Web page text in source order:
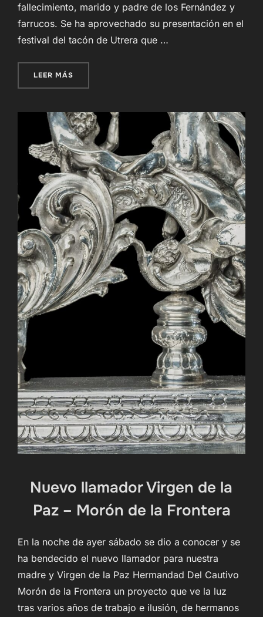
fallecimiento, marido y padre de los Fernández y
farrucos. Se ha aprovechado su presentación en el
festival del tacón de Utrera que …
LEER MÁS
Nuevo llamador Virgen de la
Paz – Morón de la Frontera
En la noche de ayer sábado se dio a conocer y se
ha bendecido el nuevo llamador para nuestra
madre y Virgen de la Paz Hermandad Del Cautivo
Morón de la Frontera un proyecto que ve la luz
tras varios años de trabajo e ilusión, de hermanos